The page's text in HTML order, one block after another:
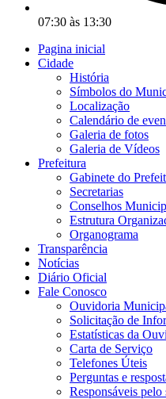
07:30 às 13:30
Pagina inicial
Cidade
História
Símbolos do
Localização
Calendário de
Galeria de fotos
Galeria de Vídeos
Prefeitura
Gabinete do
Secretarias
Conselhos
Estrutura
Organograma
Transparência
Notícias
Diário Oficial
Fale Conosco
Ouvidoria
Solicitação de
Estatísticas da
Carta de Serviço
Telefones Úteis
Perguntas e
Responsáveis pelo